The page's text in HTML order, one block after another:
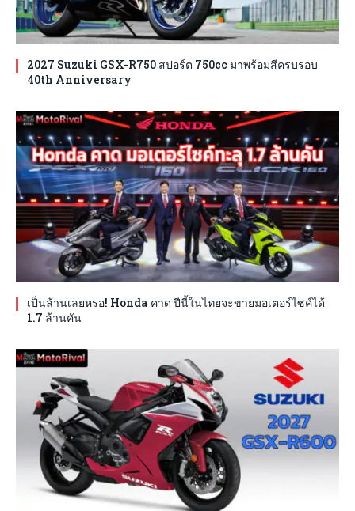
2027 Suzuki GSX-R750 สปอร์ต 750cc มาพร้อมสีครบรอบ
40th Anniversary
เป็นล้านเลยหรอ! Honda คาด ปีนี้ในไทยจะขายมอเตอร์ไซค์ได้
1.7 ล้านคัน